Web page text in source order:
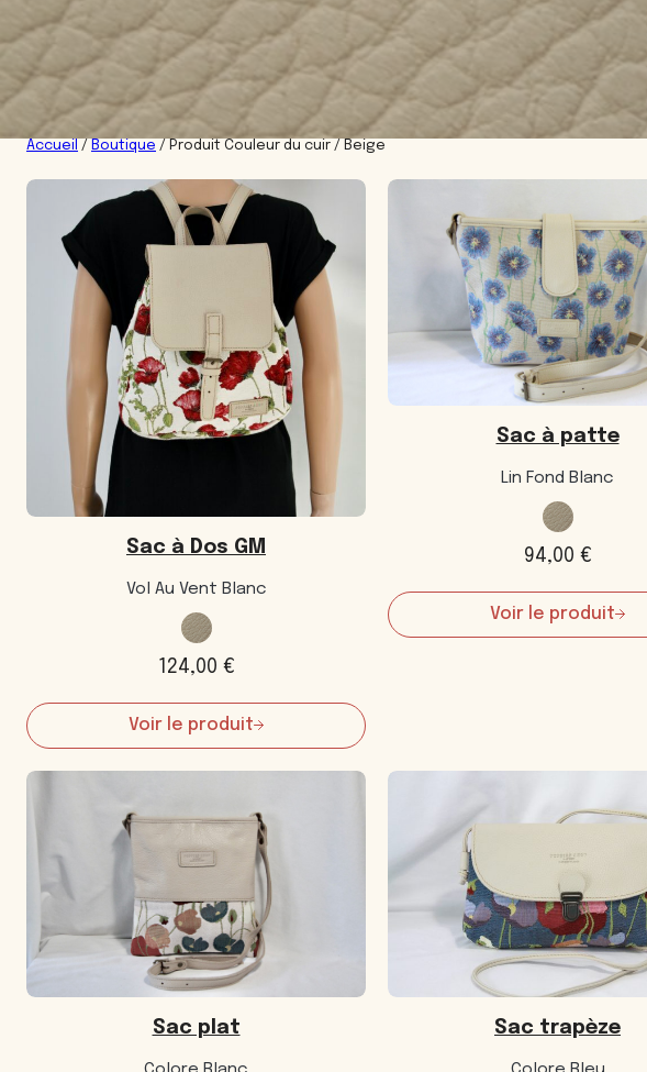
Accueil / Boutique / Produit Couleur du cuir / Beige
Sac à Dos GM
Vol Au Vent Blanc
124,00 €
Voir le produit
:
Sac
à
Sac à patte
Lin Fond Blanc
94,00 €
Voir le produit
:
Sac
Sac plat Sac trapèze